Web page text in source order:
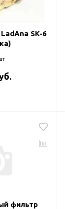
SK-6
фильтр